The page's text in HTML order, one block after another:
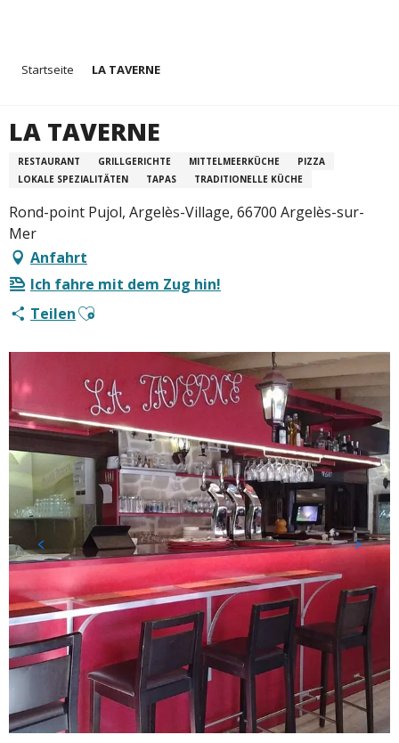
principal
Startseite LA TAVERNE
LA TAVERNE
RESTAURANT GRILLGERICHTE MITTELMEERKÜCHE
PIZZA
LOKALE SPEZIALITÄTEN
TAPAS TRADITIONELLE KÜCHE
Rond-point Pujol, Argelès-Village, 66700 Argelès-sur-
Mer
Anfahrt
Ich fahre mit dem Zug hin!
TeilenAjouter aux favoris